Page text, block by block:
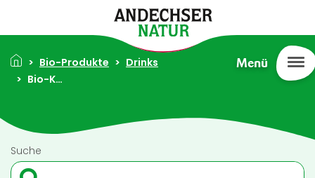
Menü
Pfadnavigation
Bio-Produkte
Drinks
Bio-Kefir mild 1,5% Fett 500g
Suche